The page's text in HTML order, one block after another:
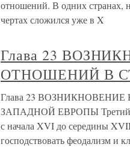
отношений. В одних странах,
чертах сложился уже в X
Глава 23
ОТНОШЕНИЙ В
Глава 23
ЗАПАДНОЙ ЕВРОПЫ Третий
с начала XVI до середины
господствовать феодализм и